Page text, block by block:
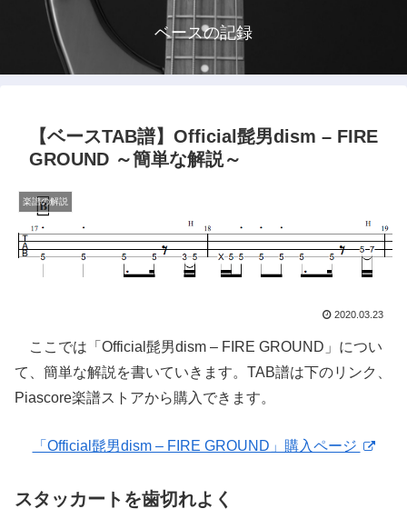
ベースの記録
【ベースTAB譜】Official髭男dism – FIRE
GROUND ～簡単な解説～
楽譜の解説
2020.03.23
ここでは「Official髭男dism – FIRE GROUND」につい
て、簡単な解説を書いていきます。TAB譜は下のリンク、
Piascore楽譜ストアから購入できます。
「Official髭男dism – FIRE GROUND」購入ページ
スタッカートを歯切れよく